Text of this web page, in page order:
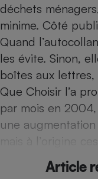
déchets
minime. Côté
Quand
les évite. Sinon,
boîtes aux lettres,
Que Choisir l’a
par mois en
une
mais à l’origine ces
Article